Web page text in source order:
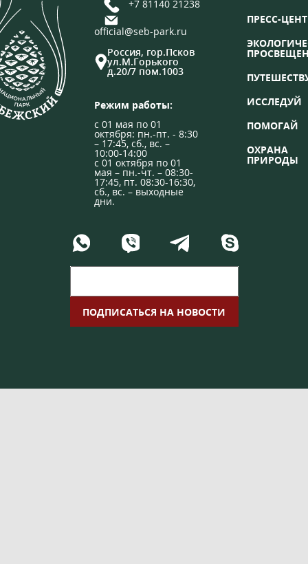
+7 81140 21238
official@seb-park.ru
Россия, гор.Псков
ул.М.Горького
д.20/7 пом.1003
Режим работы:
с 01 мая по 01
октября: пн.-пт. - 8:30
– 17:45, сб., вс. –
10:00-14:00
с 01 октября по 01
мая – пн.-чт. – 08:30-
17:45, пт. 08:30-16:30,
сб., вс. – выходные
дни.
ПРЕСС-
ИССЛЕДУЙ
ПОМОГАЙ
ОХРАНА
ПРИРОДЫ